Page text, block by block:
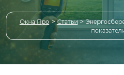
Окна Про>Статьи>